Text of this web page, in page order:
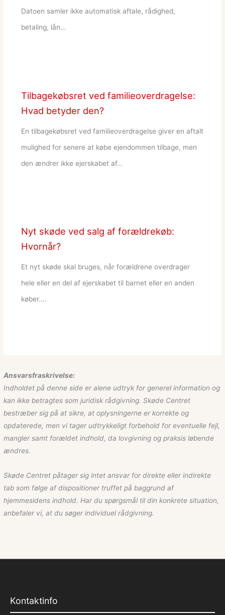
Datoen samler ikke automatisk aftale, rådighed,
betaling, lån…
Tilbagekøbsret ved familieoverdragelse:
Hvad betyder den?
En tilbagekøbsret ved familieoverdragelse giver en aftalt
mulighed for senere at købe ejendommen tilbage, men
den ændrer ikke ejerskabet af…
Nyt skøde ved salg af forældrekøb:
Hvornår?
Et nyt skøde skal bruges, når forældrene overdrager
hele eller en del af ejerskabet til barnet eller en anden
køber.…
Ansvarsfraskrivelse:
Indholdet på denne side er alene udtryk for generel information og
kan ikke betragtes som juridisk rådgivning. Skøde Centret
bestræber sig på at sikre, at oplysningerne er korrekte og
opdaterede, men vi tager udtrykkeligt forbehold for eventuelle fejl,
mangler samt forældet indhold, da lovgivning og praksis løbende
ændres.
Skøde Centret påtager sig intet ansvar for direkte eller indirekte
tab som følge af dispositioner truffet på baggrund af
hjemmesidens indhold. Har du spørgsmål til din konkrete situation,
anbefaler vi, at du søger individuel rådgivning.
Kontaktinfo